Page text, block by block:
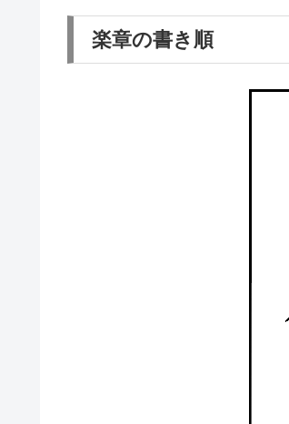
楽章の書き順